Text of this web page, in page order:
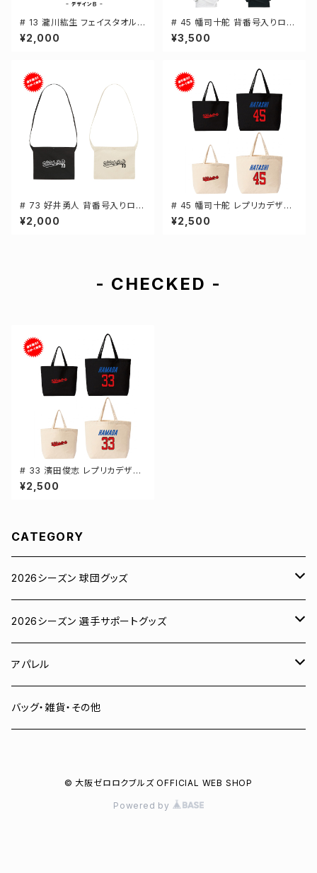
# 13 瀧川紘生 フェイスタオル
選手還元 2デザイン FT0144
¥2,000
# 45 幡司十舵 背番号入りロゴ
ドライTシャツ 長袖 選手還元 3
カラー S-5Lサイズ 000304
¥3,500
# 73 好井勇人 背番号入りロゴ
キャンバスサコッシュ 選手還元
2カラー 001461
¥2,000
# 45 幡司十舵 レプリカデザイ
ン 選手還元 キャンバストートバ
ッグ 2カラー MLサイズ 00077
¥2,500
- CHECKED -
# 33 濱田俊志 レプリカデザイ
ン 選手還元 キャンバストートバ
ッグ 2カラー MLサイズ 00077
¥2,500
CATEGORY
2026シーズン 球団グッズ
ユニフォーム
Tシャツ
スウェット
2026シーズン 選手サポートグッズ
# 00 蓮
# 0 岡田竜汰
アパレル
スウェット・パーカー
バッグ・雑貨・その他
© 大阪ゼロロクブルズ OFFICIAL WEB SHOP
Powered by